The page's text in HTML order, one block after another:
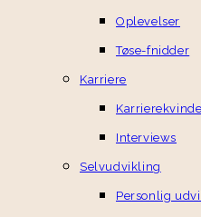
Oplevelser
Tøse-fnidder
Karriere
Interviews
Selvudvikling
Personlig